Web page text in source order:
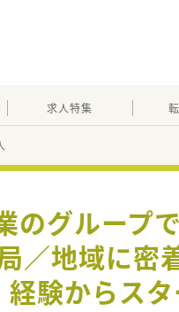
求人特集
のグループ
／地域に密
経験からス